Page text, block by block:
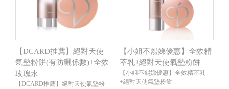
【DCARD推薦】絕對天使
氣墊粉餅(有防曬係數)+全效
玫瑰水
【DCARD推薦】絕對天使氣墊粉
【小姐不熙娣優惠】全效精
萃乳+絕對天使氣墊粉餅
【小姐不熙娣優惠】全效精萃乳
+絕對天使氣墊粉餅